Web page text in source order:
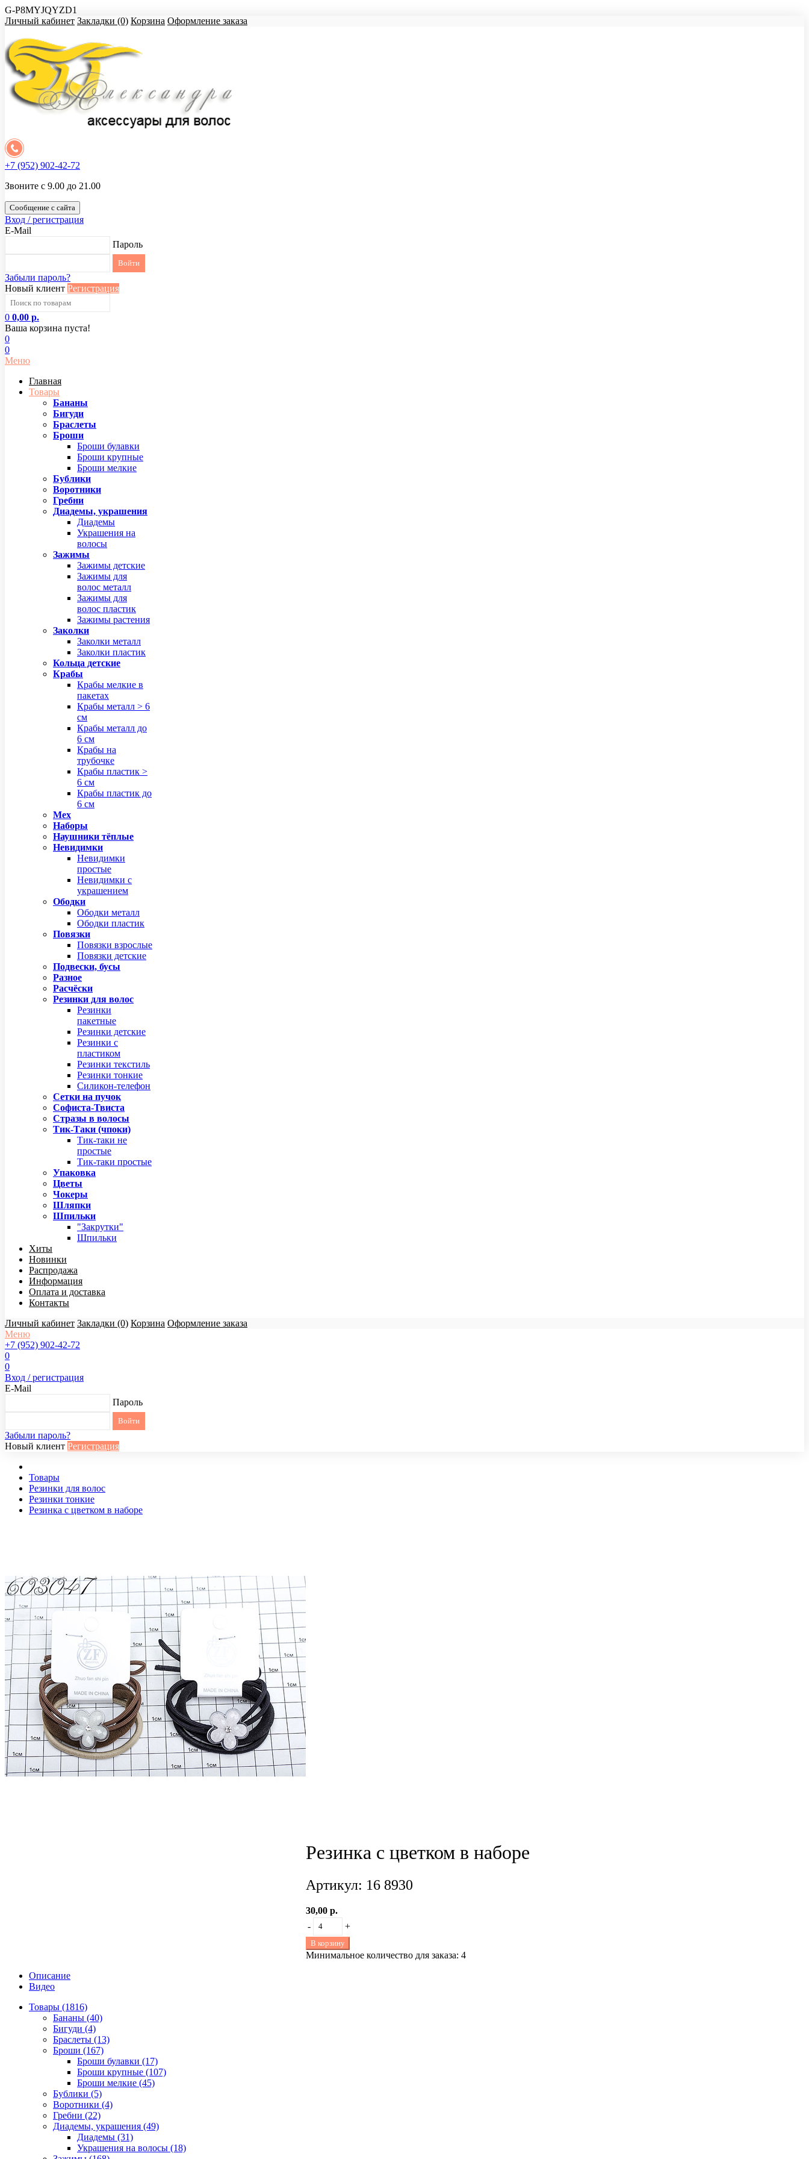
G-P8MYJQYZD1
Личный кабинет Закладки (0) Корзина Оформление заказа
+7 (952) 902-42-72
Звоните с 9.00 до 21.00
Сообщение с сайта
Вход / регистрация
E-Mail
Пароль
Забыли пароль?
Новый клиент Регистрация
0 0,00 р.
Ваша корзина пуста!
0
0
Меню
Главная
Товары
Бананы
Бигуди
Браслеты
Броши
Броши булавки
Броши крупные
Броши мелкие
Бублики
Воротники
Гребни
Диадемы, украшения
Диадемы
Украшения на
волосы
Зажимы
Зажимы детские
Зажимы для
волос металл
Зажимы для
волос пластик
Зажимы растения
Заколки
Заколки металл
Заколки пластик
Кольца детские
Крабы
Крабы мелкие в
пакетах
Крабы металл > 6
см
Крабы металл до
6 см
Крабы на
трубочке
Крабы пластик >
6 см
Крабы пластик до
6 см
Мех
Наборы
Наушники тёплые
Невидимки
Невидимки
простые
Невидимки с
украшением
Ободки
Ободки металл
Ободки пластик
Повязки
Повязки взрослые
Повязки детские
Подвески, бусы
Разное
Расчёски
Резинки для волос
Резинки
пакетные
Резинки детские
Резинки с
пластиком
Резинки текстиль
Резинки тонкие
Силикон-телефон
Сетки на пучок
Софиста-Твиста
Стразы в волосы
Тик-Таки (чпоки)
Тик-таки не
простые
Тик-таки простые
Упаковка
Цветы
Чокеры
Шляпки
Шпильки
"Закрутки"
Шпильки
Хиты
Новинки
Распродажа
Информация
Оплата и доставка
Контакты
Личный кабинет Закладки (0) Корзина Оформление заказа
Меню
+7 (952) 902-42-72
0
0
Вход / регистрация
E-Mail
Пароль
Забыли пароль?
Новый клиент Регистрация
Товары
Резинки для волос
Резинки тонкие
Резинка с цветком в наборе
Резинка с цветком в наборе
Артикул: 16 8930
30,00 р.
-
+
В корзину
Минимальное количество для заказа: 4
Описание
Видео
Товары (1816)
Бананы (40)
Бигуди (4)
Браслеты (13)
Броши (167)
Броши булавки (17)
Броши крупные (107)
Броши мелкие (45)
Бублики (5)
Воротники (4)
Гребни (22)
Диадемы, украшения (49)
Диадемы (31)
Украшения на волосы (18)